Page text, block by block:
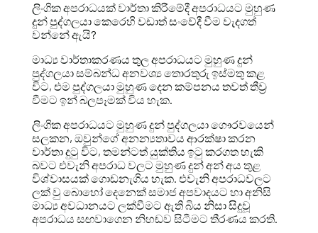
ලිංගික අපරාධයක් වාර්තා කිරීමේදී අපරාධයට මුහුණ
දුන් පුද්ගලයා කෙරෙහි වඩාත් සංවේදී වීම වැදගත්
වන්නේ ඇයි?
මාධ්‍ය වාර්තාකරණය තුල අපරාධයට මුහුණ දුන්
පුද්ගලයා සම්බන්ධ අනවශ්‍ය තොරතුරු ඉස්මතු කළ
විට, එම පුද්ගලයා මුහුණ දෙන කම්පනය තවත් තීව්‍ර
වීමට ඉන් බලපෑමක් විය හැක.
ලිංගික අපරාධයට මුහුණ දුන් පුද්ගලයා ගෞරවයෙන්
සලකන, ඔවුන්ගේ අනන්‍යතාවය ආරක්ෂා කරන
වාර්තා දුටු විට, තමන්ටත් යුක්තිය ඉටු කරගත හැකි
බවට එවැනි අපරාධ වලට මුහුණ දුන් අන් අය තුළ
විශ්වාසයක් ගොඩනැගිය හැක. එවැනි අපරාධවලට
ලක් වු බොහෝ දෙනෙක් සමාජ අපවාදයට හා අනිසි
මාධ්‍ය අවධානයට ලක්වීමට ඇති බිය නිසා සිදුවූ
අපරාධය සඟවාගෙන නිහඬව සිටීමට තීරණය කරති.